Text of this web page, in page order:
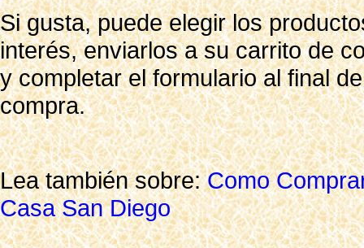
Si gusta, puede elegir los
interés, enviarlos a su carrito de
y completar el formulario al final
compra.
Lea también sobre:Como
Casa San Diego